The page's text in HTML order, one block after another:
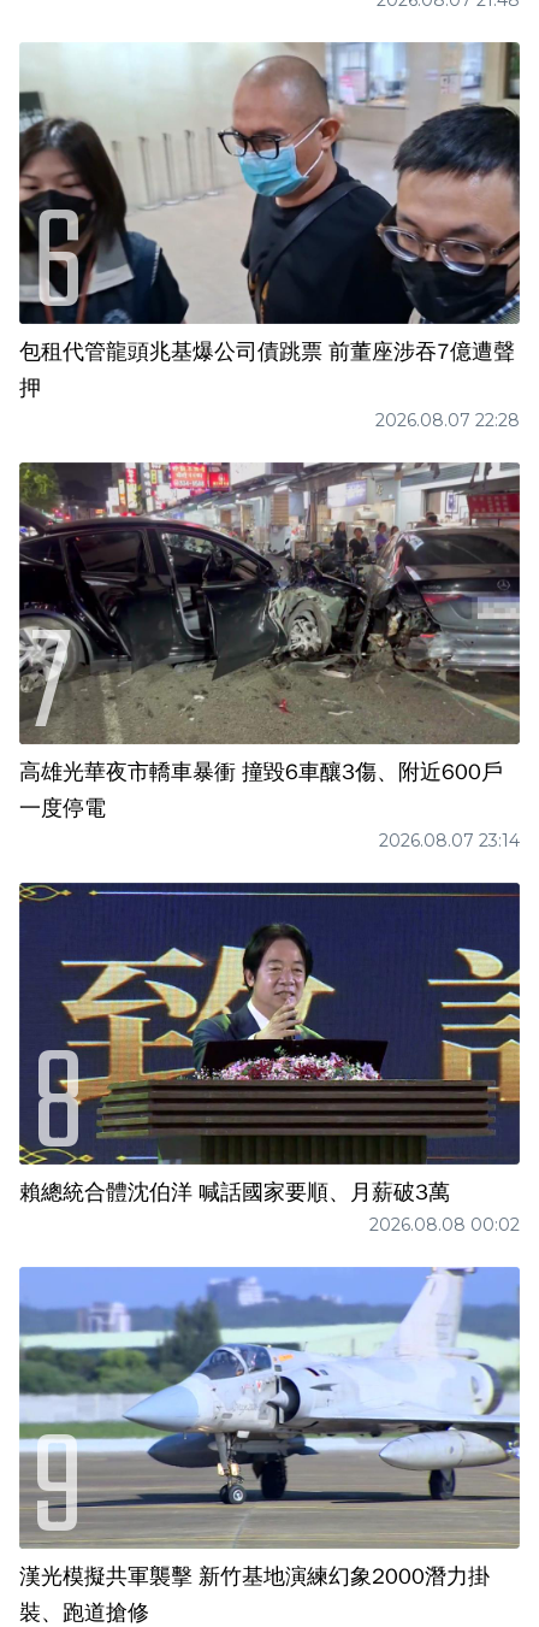
包租代管龍頭兆基爆公司債跳票 前董座涉吞7億遭聲
押
2026.08.07 22:28
高雄光華夜市轎車暴衝 撞毀6車釀3傷、附近600戶
一度停電
2026.08.07 23:14
賴總統合體沈伯洋 喊話國家要順、月薪破3萬
2026.08.08 00:02
漢光模擬共軍襲擊 新竹基地演練幻象2000潛力掛
裝、跑道搶修